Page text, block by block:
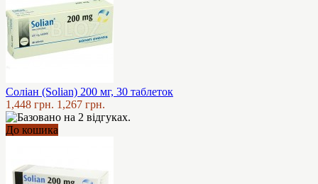
Соліан (Solian) 200 мг, 30 таблеток
1,448 грн. 1,267 грн.
До кошика